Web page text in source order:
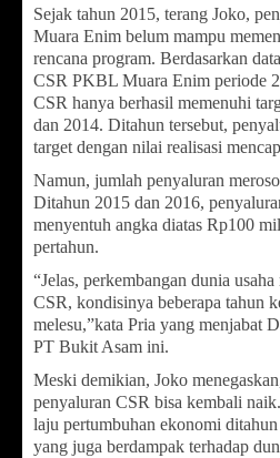
Sejak tahun 2015, terang Joko,
Muara Enim belum mampu
rencana program. Berdasarkan
CSR PKBL Muara Enim periode
CSR hanya berhasil memenuhi
dan 2014. Ditahun tersebut,
target dengan nilai realisasi
Namun, jumlah penyaluran
Ditahun 2015 dan 2016,
menyentuh angka diatas Rp100
pertahun.
“Jelas, perkembangan dunia
CSR, kondisinya beberapa tahun
melesu,”kata Pria yang menjabat
PT Bukit Asam ini.
Meski demikian, Joko
penyaluran CSR bisa kembali
laju pertumbuhan ekonomi
yang juga berdampak terhadap